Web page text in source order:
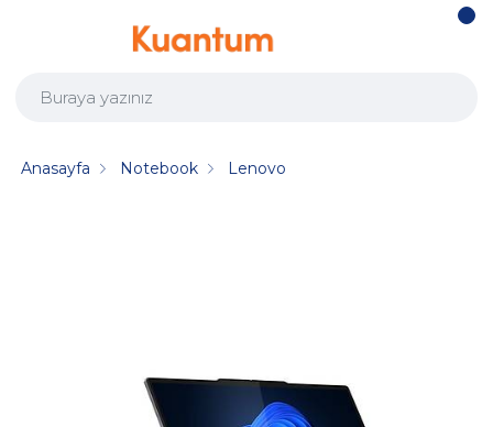
Anasayfa Notebook Lenovo